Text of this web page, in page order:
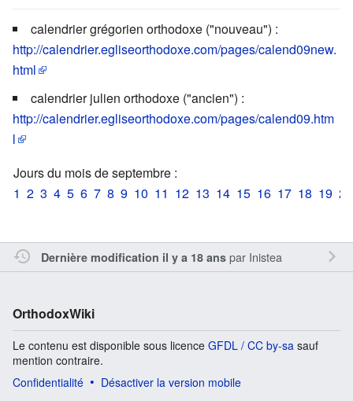
calendrier grégorien orthodoxe ("nouveau") :
http://calendrier.egliseorthodoxe.com/pages/calend09new.
html
calendrier julien orthodoxe ("ancien") :
http://calendrier.egliseorthodoxe.com/pages/calend09.htm
l
Jours du mois de septembre :
1 2 3 4 5 6 7 8 9 10 11 12 13 14 15 16 17 18 19 20
Dernière modification il y a 18 anspar Inistea
OrthodoxWiki
Le contenu est disponible sous licence GFDL / CC by-sa sauf
mention contraire.
Confidentialité
Désactiver la version mobile